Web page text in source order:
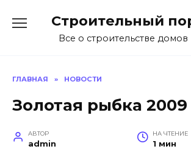
содержанию
Строительный
Все о строительстве домов
ГЛАВНАЯ » НОВОСТИ
Золотая рыбка 2009
АВТОР
admin
НА ЧТЕНИЕ
1 мин